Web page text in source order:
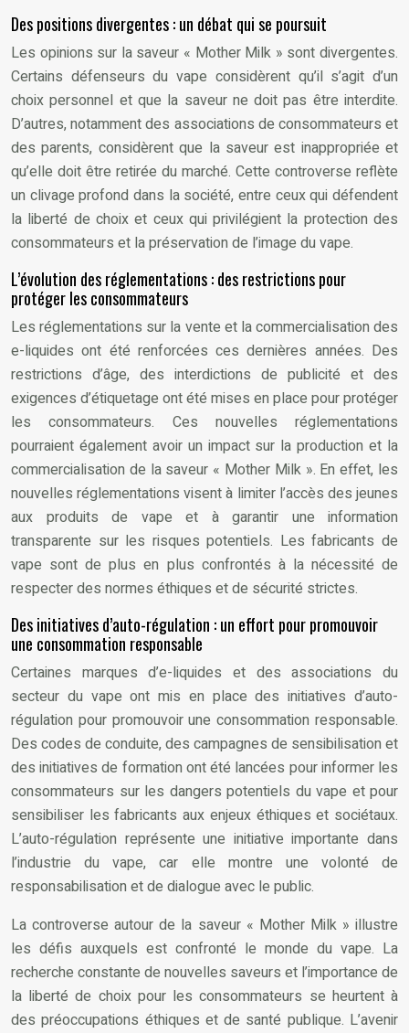
Des positions divergentes : un débat qui se poursuit
Les opinions sur la saveur « Mother Milk » sont divergentes.
Certains défenseurs du vape considèrent qu’il s’agit d’un
choix personnel et que la saveur ne doit pas être interdite.
D’autres, notamment des associations de consommateurs et
des parents, considèrent que la saveur est inappropriée et
qu’elle doit être retirée du marché. Cette controverse reflète
un clivage profond dans la société, entre ceux qui défendent
la liberté de choix et ceux qui privilégient la protection des
consommateurs et la préservation de l’image du vape.
L’évolution des réglementations : des restrictions pour
protéger les consommateurs
Les réglementations sur la vente et la commercialisation des
e-liquides ont été renforcées ces dernières années. Des
restrictions d’âge, des interdictions de publicité et des
exigences d’étiquetage ont été mises en place pour protéger
les consommateurs. Ces nouvelles réglementations
pourraient également avoir un impact sur la production et la
commercialisation de la saveur « Mother Milk ». En effet, les
nouvelles réglementations visent à limiter l’accès des jeunes
aux produits de vape et à garantir une information
transparente sur les risques potentiels. Les fabricants de
vape sont de plus en plus confrontés à la nécessité de
respecter des normes éthiques et de sécurité strictes.
Des initiatives d’auto-régulation : un effort pour promouvoir
une consommation responsable
Certaines marques d’e-liquides et des associations du
secteur du vape ont mis en place des initiatives d’auto-
régulation pour promouvoir une consommation responsable.
Des codes de conduite, des campagnes de sensibilisation et
des initiatives de formation ont été lancées pour informer les
consommateurs sur les dangers potentiels du vape et pour
sensibiliser les fabricants aux enjeux éthiques et sociétaux.
L’auto-régulation représente une initiative importante dans
l’industrie du vape, car elle montre une volonté de
responsabilisation et de dialogue avec le public.
La controverse autour de la saveur « Mother Milk » illustre
les défis auxquels est confronté le monde du vape. La
recherche constante de nouvelles saveurs et l’importance de
la liberté de choix pour les consommateurs se heurtent à
des préoccupations éthiques et de santé publique. L’avenir